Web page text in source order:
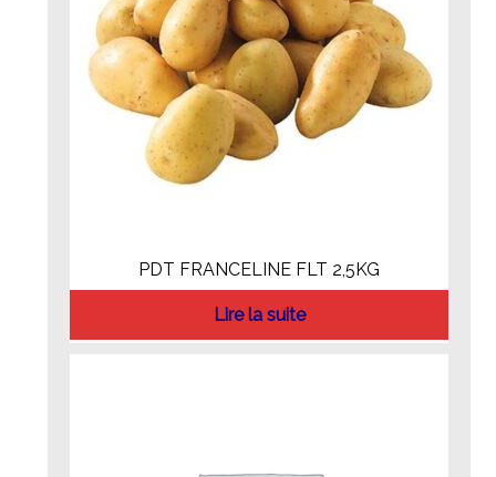
PDT FRANCELINE FLT 2,5KG
Lire la suite